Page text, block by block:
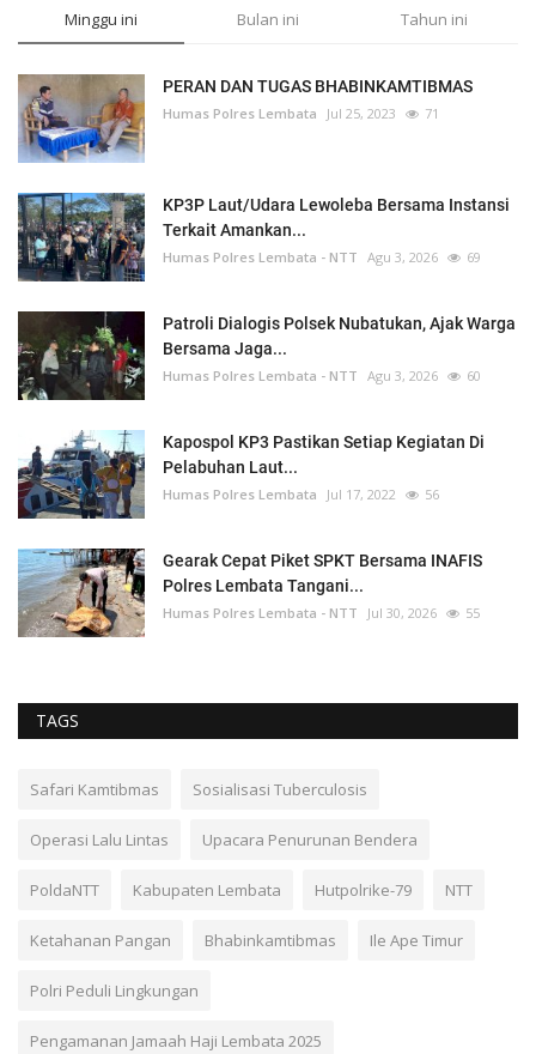
Minggu ini Bulan ini Tahun ini
PERAN DAN TUGAS BHABINKAMTIBMAS
Humas Polres Lembata Jul 25, 2023 71
KP3P Laut/Udara Lewoleba Bersama Instansi
Terkait Amankan...
Humas Polres Lembata - NTT Agu 3, 2026 69
Patroli Dialogis Polsek Nubatukan, Ajak Warga
Bersama Jaga...
Humas Polres Lembata - NTT Agu 3, 2026 60
Kapospol KP3 Pastikan Setiap Kegiatan Di
Pelabuhan Laut...
Humas Polres Lembata Jul 17, 2022 56
Gearak Cepat Piket SPKT Bersama INAFIS
Polres Lembata Tangani...
Humas Polres Lembata - NTT Jul 30, 2026 55
TAGS
Safari Kamtibmas Sosialisasi Tuberculosis
Operasi Lalu Lintas Upacara Penurunan Bendera
PoldaNTT Kabupaten Lembata Hutpolrike-79 NTT
Ketahanan Pangan Bhabinkamtibmas Ile Ape Timur
Polri Peduli Lingkungan
Pengamanan Jamaah Haji Lembata 2025